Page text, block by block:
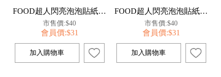
FOOD超人閃亮泡泡貼紙-點心烘焙坊
市售價:$40
會員價:$31
FOOD超人閃亮泡泡貼紙-夏日海洋祭
市售價:$40
會員價:$31